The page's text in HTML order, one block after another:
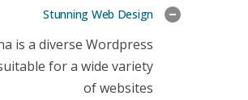
Stunning Web Design
is a diverse Wordpress
for a wide variety
of websites